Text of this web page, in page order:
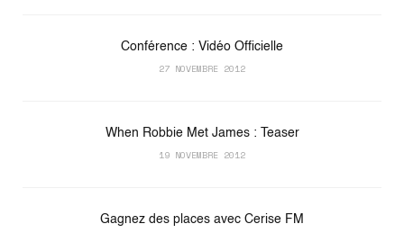
Conférence : Vidéo Officielle
27 NOVEMBRE 2012
When Robbie Met James : Teaser
19 NOVEMBRE 2012
Gagnez des places avec Cerise FM